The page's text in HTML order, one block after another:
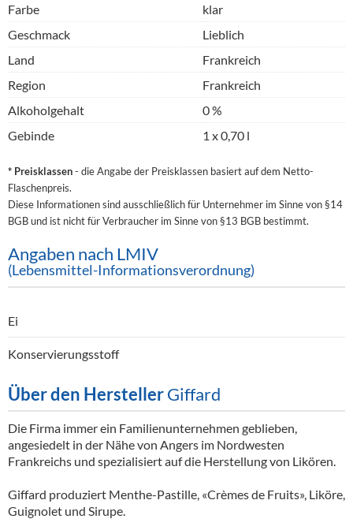
Farbe
klar
Geschmack
Lieblich
Land
Frankreich
Region
Frankreich
Alkoholgehalt
0 %
Gebinde
1 x 0,70 l
* Preisklassen- die Angabe der Preisklassen basiert auf dem Netto-
Flaschenpreis.
Diese Informationen sind ausschließlich für Unternehmer im Sinne von §14
BGB und ist nicht für Verbraucher im Sinne von §13 BGB bestimmt.
Angaben nach LMIV
(Lebensmittel-Informationsverordnung)
Ei
Konservierungsstoff
Über den HerstellerGiffard
Die Firma immer ein Familienunternehmen geblieben,
angesiedelt in der Nähe von Angers im Nordwesten
Frankreichs und spezialisiert auf die Herstellung von Likören.
Giffard produziert Menthe-Pastille, «Crèmes de Fruits», Liköre,
Guignolet und Sirupe.